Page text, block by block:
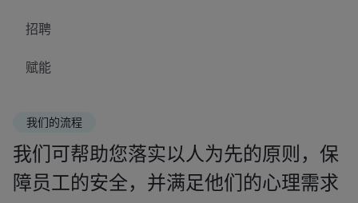
招聘
赋能
我们的流程
我们可帮助您落实以人为先的原则，保
障员工的安全，并满足他们的心理需求